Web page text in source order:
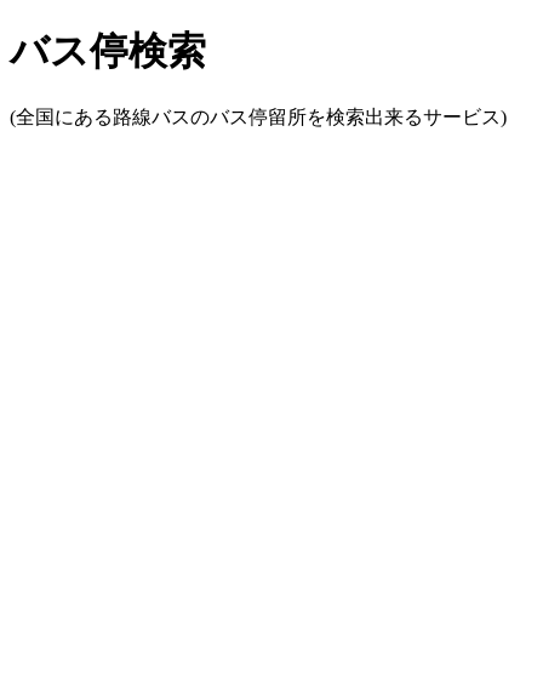
バス停検索
(全国にある路線バスのバス停留所を検索出来るサービス)